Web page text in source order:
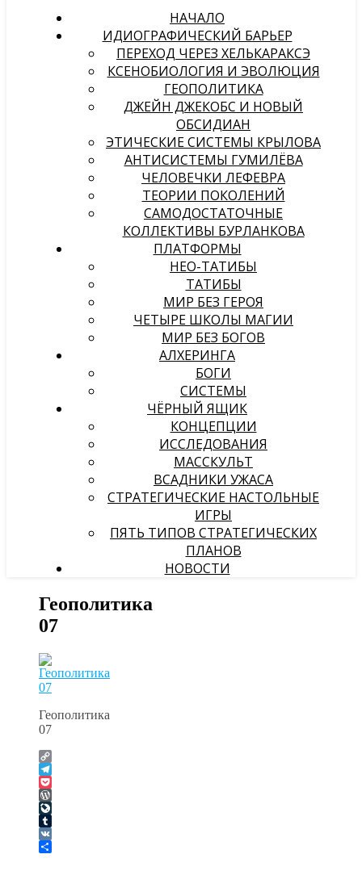
НАЧАЛО
ИДИОГРАФИЧЕСКИЙ БАРЬЕР
ПЕРЕХОД ЧЕРЕЗ ХЕЛЬКАРАКСЭ
КСЕНОБИОЛОГИЯ И ЭВОЛЮЦИЯ
ГЕОПОЛИТИКА
ДЖЕЙН ДЖЕКОБС И НОВЫЙ
ОБСИДИАН
ЭТИЧЕСКИЕ СИСТЕМЫ КРЫЛОВА
АНТИСИСТЕМЫ ГУМИЛЁВА
ЧЕЛОВЕЧКИ ЛЕФЕВРА
ТЕОРИИ ПОКОЛЕНИЙ
САМОДОСТАТОЧНЫЕ
КОЛЛЕКТИВЫ БУРЛАНКОВА
ПЛАТФОРМЫ
НЕО-ТАТИБЫ
ТАТИБЫ
МИР БЕЗ ГЕРОЯ
ЧЕТЫРЕ ШКОЛЫ МАГИИ
МИР БЕЗ БОГОВ
АЛХЕРИНГА
БОГИ
СИСТЕМЫ
ЧЁРНЫЙ ЯЩИК
КОНЦЕПЦИИ
ИССЛЕДОВАНИЯ
МАССКУЛЬТ
ВСАДНИКИ УЖАСА
СТРАТЕГИЧЕСКИЕ НАСТОЛЬНЫЕ
ИГРЫ
ПЯТЬ ТИПОВ СТРАТЕГИЧЕСКИХ
ПЛАНОВ
НОВОСТИ
Геополитика
07
Геополитика
07
Copy
Link
Telegram
Pocket
WordPress
LiveJournal
Tumblr
VK